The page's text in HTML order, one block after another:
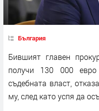
България
Бившият главен
получи 130 000
съдебната власт,
му, след като успя да